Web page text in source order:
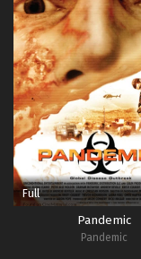
Full
Pandemic
Pandemic